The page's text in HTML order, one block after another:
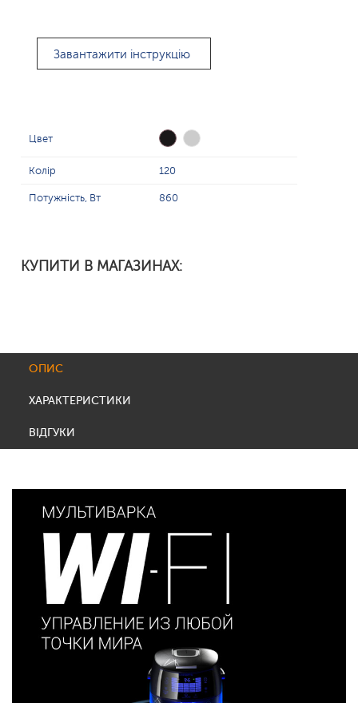
Завантажити інструкцію
Цвет
Колір 120
Потужність, Вт 860
КУПИТИ В МАГАЗИНАХ:
ОПИС
ХАРАКТЕРИСТИКИ
ВІДГУКИ